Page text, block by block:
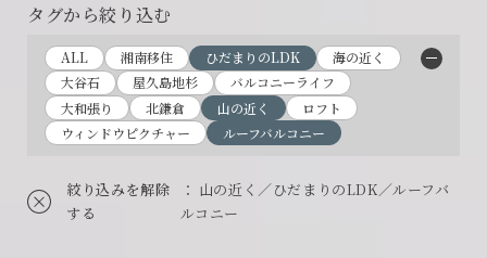
タグから絞り込む
ALL 湘南移住 ひだまりのLDK
海の近く
大谷石
屋久島地杉
バルコニーライフ
大和張り
北鎌倉 山の近く
ロフト
ウィンドウピクチャー
ルーフバルコニー
絞り込みを解除
する
： 山の近く／ひだまりのLDK／ルーフバ
ルコニー